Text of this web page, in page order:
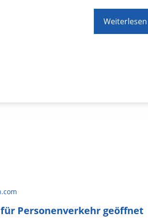
Weiterlesen
Personenverkehr geöffnet